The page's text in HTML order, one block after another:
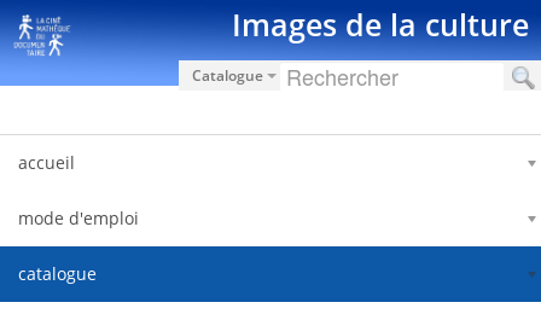
Skip to Content Images de la culture
Catalogue
accueil
mode d'emploi
catalogue